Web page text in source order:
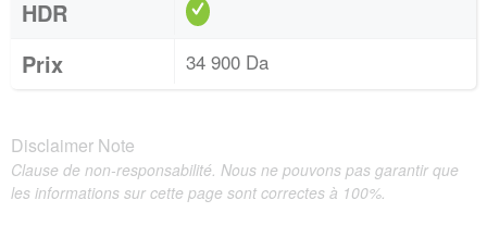
HDR
Prix
34 900 Da
Disclaimer Note
Clause de non-responsabilité. Nous ne pouvons pas garantir que
les informations sur cette page sont correctes à 100%.